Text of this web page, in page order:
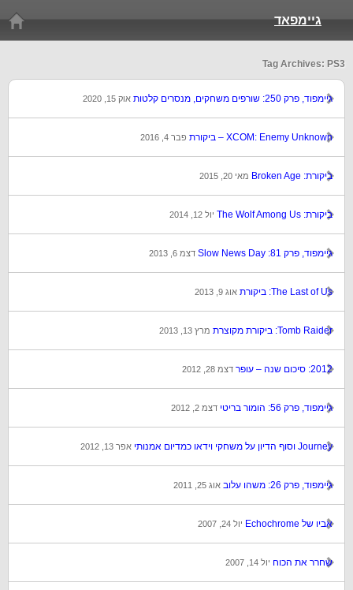
גיימפאד
Tag Archives: PS3
גיימפוד, פרק 250: שורפים משחקים, מנסרים קלטות אוק 15, 2020
XCOM: Enemy Unknown – ביקורת פבר 4, 2016
ביקורת: Broken Age מאי 20, 2015
ביקורת: The Wolf Among Us יול 12, 2014
גיימפוד, פרק 81: Slow News Day דצמ 6, 2013
The Last of Us: ביקורת אוג 9, 2013
Tomb Raider: ביקורת מקוצרת מרץ 13, 2013
2012: סיכום שנה – עופר דצמ 28, 2012
גיימפוד, פרק 56: הומור בריטי דצמ 2, 2012
Journey וסוף הדיון על משחקי וידאו כמדיום אמנותי אפר 13, 2012
גיימפוד, פרק 26: משהו עלוב אוג 25, 2011
אביו של Echochrome יול 24, 2007
שחרר את הכוח יול 14, 2007